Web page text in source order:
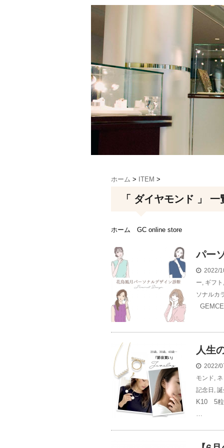
ホーム > ITEM >
「 ダイヤモンド 」 一
ホーム GC online store
パー
2022/
ー, ギフト
ソナルカ
人生
2022/
モンド,
記念日 ,
K10 5粒
…